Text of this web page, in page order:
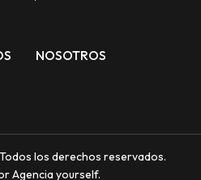
NOSOTROS
los derechos reservados.
Agencia yourself.